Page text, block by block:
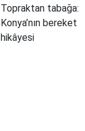
Topraktan tabağa:
Konya’nın bereket
hikâyesi